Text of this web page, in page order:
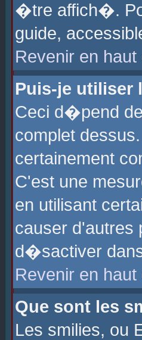
�tre affich�.
guide,
Revenir en haut
Puis-je utiliser
Ceci d�pend
complet
certainement
C'est une
en utilisant
causer
d�sactiver
Revenir en haut
Que sont les
Les smilies, ou